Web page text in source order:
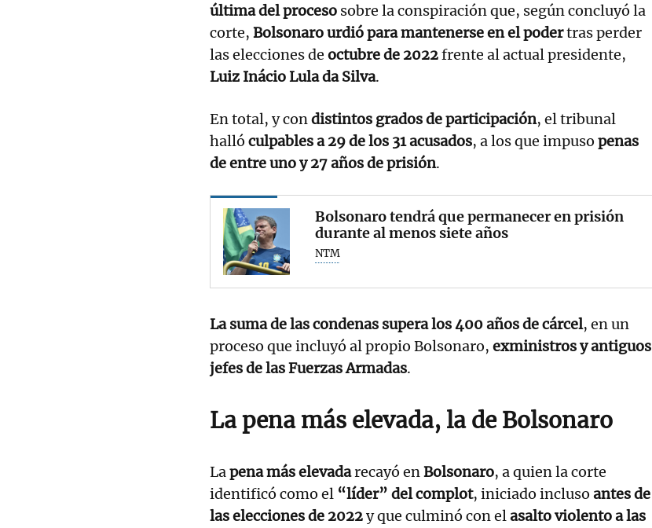
última del proceso sobre la conspiración que, según concluyó la
corte, Bolsonaro urdió para mantenerse en el podertras perder
las elecciones de octubre de 2022frente al actual presidente,
Luiz Inácio Lula da Silva.
En total, y condistintos grados de participación, el tribunal
halló culpables a 29 de los 31 acusados, a los que impuso penas
de entre uno y 27 años de prisión.
Bolsonaro tendrá que permanecer en prisión
durante al menos siete años
NTM
La suma de las condenas supera los 400 años de cárcel, en un
proceso que incluyó al propio Bolsonaro, exministros y antiguos
jefes de las Fuerzas Armadas.
La pena más elevada, la de Bolsonaro
Lapena más elevadarecayó enBolsonaro, a quien la corte
identificó como el “líder” del complot, iniciado incluso antes de
las elecciones de 2022y que culminó con elasalto violento a las